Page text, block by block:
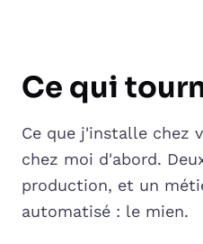
Ce qui
Ce que j'installe chez
chez moi d'abord.
production, et un
automatisé : le mien.